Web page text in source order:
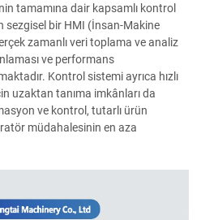
tamamına dair kapsamlı kontrol
sezgisel bir HMI (İnsan-Makine
zamanlı veri toplama ve analiz
ve performans
Kontrol sistemi ayrıca hızlı
uzaktan tanıma imkânları da
ve kontrol, tutarlı ürün
müdahalesinin en aza